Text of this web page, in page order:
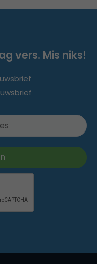
vers. Mis niks!